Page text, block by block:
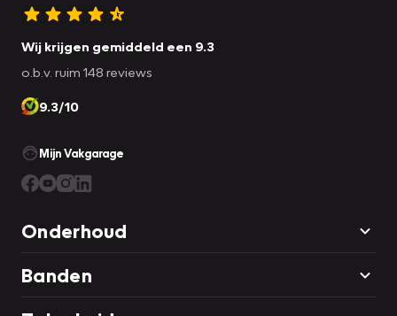
Wij krijgen gemiddeld een 9.3
o.b.v. ruim 148 reviews
9.3/10
Mijn Vakgarage
Onderhoud
Banden